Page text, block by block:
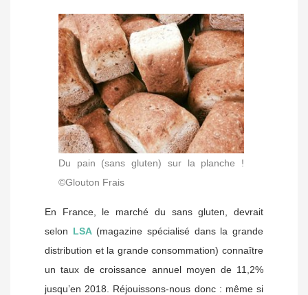
Du pain (sans gluten) sur la planche !
©Glouton Frais
En France, le marché du sans gluten, devrait
selon LSA(magazine spécialisé dans la grande
distribution et la grande consommation) connaître
un taux de croissance annuel moyen de 11,2%
jusqu’en 2018. Réjouissons-nous donc : même si